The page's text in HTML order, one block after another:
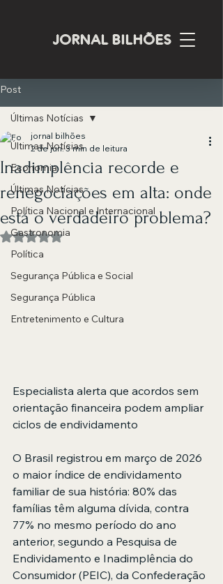
JORNAL BILHÕES
Post
Últimas Notícias
Economia
Últimas Notícias
Política Nacional e Internacional
Gastronomia
Política
Segurança Pública e Social
Segurança Pública
Entretenimento e Cultura
Últimas Notícias
Inadimplência recorde e
renegociações em alta: onde
está o verdadeiro problema?
jornal bilhões
2 de jun.3 min de leitura
Avaliado com NaN de 5 estrelas.
Especialista alerta que acordos sem
orientação financeira podem ampliar
ciclos de endividamento
O Brasil registrou em março de 2026
o maior índice de endividamento
familiar de sua história: 80% das
famílias têm alguma dívida, contra
77% no mesmo período do ano
anterior, segundo a Pesquisa de
Endividamento e Inadimplência do
Consumidor (PEIC), da Confederação